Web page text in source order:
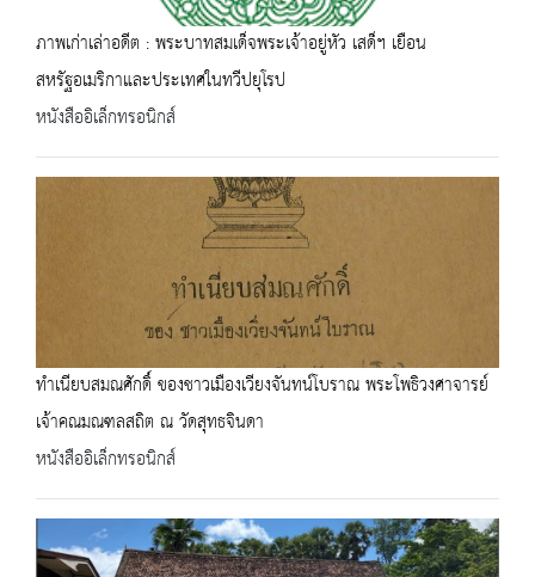
ภาพเก่าเล่าอดีต : พระบาทสมเด็จพระเจ้าอยู่หัว เสด็ฯ เยือน
สหรัฐอเมริกาและประเทศในทวีปยุโรป
หนังสืออิเล็กทรอนิกส์
ทำเนียบสมณศักดิ์ ของชาวเมืองเวียงจันทน์โบราณ พระโพธิวงศาจารย์
เจ้าคณมณฑลสถิต ณ วัดสุทธจินดา
หนังสืออิเล็กทรอนิกส์